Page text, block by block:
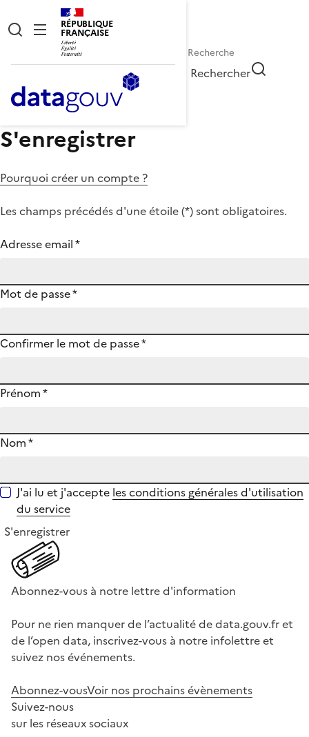
RÉPUBLIQUE
FRANÇAISE
Rechercher
S'enregistrer
Pourquoi créer un compte ?
Les champs précédés d'une étoile (*) sont obligatoires.
Adresse email*
Mot de passe*
Confirmer le mot de passe*
Prénom*
Nom*
J'ai lu et j'accepte les conditions générales d'utilisation
du service
S'enregistrer
Abonnez-vous à notre lettre d'information
Pour ne rien manquer de l’actualité de data.gouv.fr et
de l’open data, inscrivez-vous à notre infolettre et
suivez nos événements.
Abonnez-vousVoir nos prochains évènements
Suivez-nous
sur les réseaux sociaux